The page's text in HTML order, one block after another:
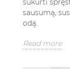
sukurti
sausumą,
odą.
Read more